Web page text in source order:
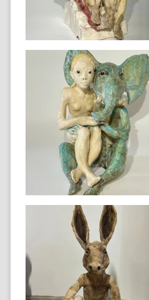
Le lièvre
54X26X28 cm
Dans la maison
130X98 cm